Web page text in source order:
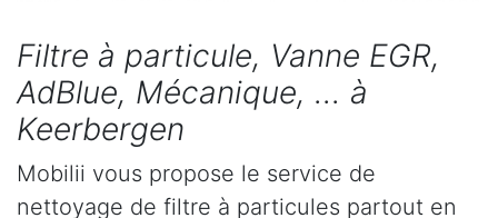
Filtre à particule, Vanne EGR,
AdBlue, Mécanique, ... à
Keerbergen
Mobilii vous propose le service de
nettoyage de filtre à particules partout en